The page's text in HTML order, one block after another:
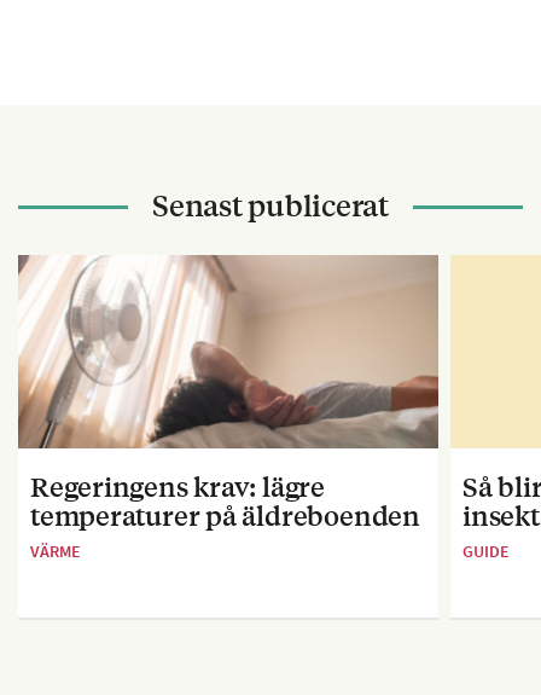
Senast publicerat
Regeringens krav: lägre
temperaturer på äldreboenden
VÄRME
Så
GUIDE